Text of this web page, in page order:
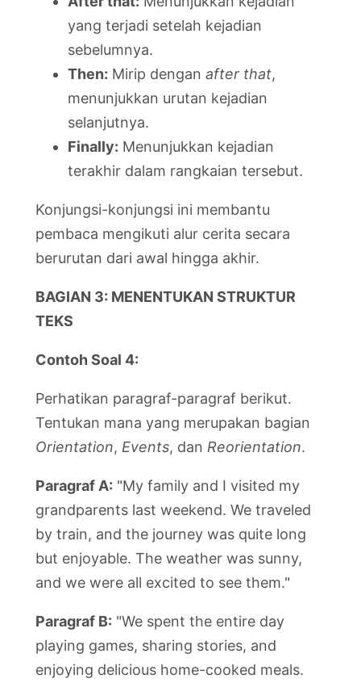
yang terjadi setelah kejadian
sebelumnya.
Then: Mirip dengan after that,
menunjukkan urutan kejadian
selanjutnya.
Finally: Menunjukkan kejadian
terakhir dalam rangkaian tersebut.
Konjungsi-konjungsi ini membantu
pembaca mengikuti alur cerita secara
berurutan dari awal hingga akhir.
BAGIAN 3: MENENTUKAN STRUKTUR
TEKS
Contoh Soal 4:
Perhatikan paragraf-paragraf berikut.
Tentukan mana yang merupakan bagian
Orientation, Events, dan Reorientation.
Paragraf A: "My family and I visited my
grandparents last weekend. We traveled
by train, and the journey was quite long
but enjoyable. The weather was sunny,
and we were all excited to see them."
Paragraf B: "We spent the entire day
playing games, sharing stories, and
enjoying delicious home-cooked meals.